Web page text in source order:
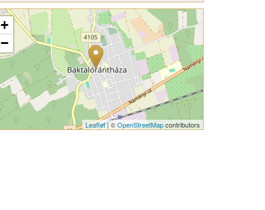
+
−
Leaflet| ©OpenStreetMapcontributors